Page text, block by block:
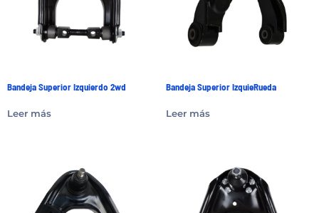
Bandeja Superior Izquierdo 2wd
Leer más
Bandeja Superior IzquieRueda
Leer más